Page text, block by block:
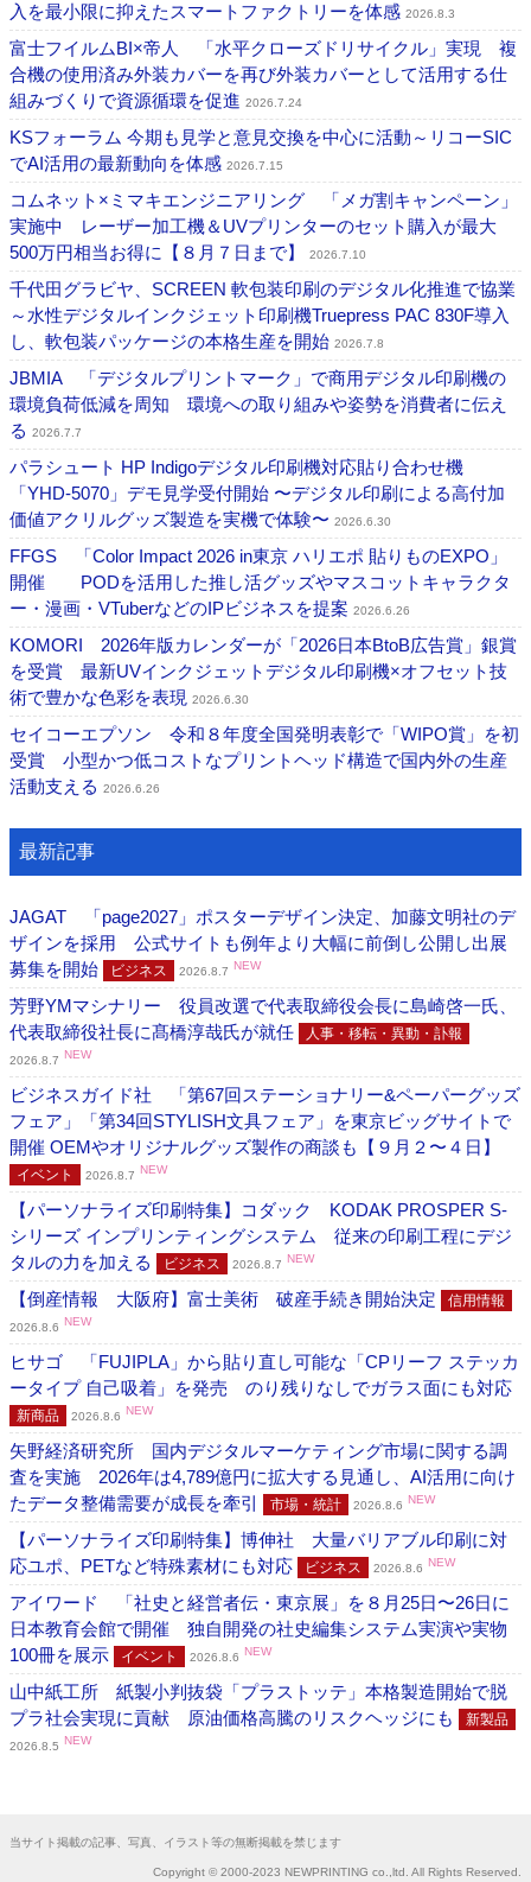
入を最小限に抑えたスマートファクトリーを体感 2026.8.3
富士フイルムBI×帝人 「水平クローズドリサイクル」実現 複
合機の使用済み外装カバーを再び外装カバーとして活用する仕
組みづくりで資源循環を促進 2026.7.24
KSフォーラム 今期も見学と意見交換を中心に活動～リコーSIC
でAI活用の最新動向を体感 2026.7.15
コムネット×ミマキエンジニアリング 「メガ割キャンペーン」
実施中 レーザー加工機＆UVプリンターのセット購入が最大
500万円相当お得に【８月７日まで】
2026.7.10
千代田グラビヤ、SCREEN 軟包装印刷のデジタル化推進で協業
～水性デジタルインクジェット印刷機Truepress PAC 830F導入
し、軟包装パッケージの本格生産を開始 2026.7.8
JBMIA 「デジタルプリントマーク」で商用デジタル印刷機の
環境負荷低減を周知 環境への取り組みや姿勢を消費者に伝え
る 2026.7.7
パラシュート HP Indigoデジタル印刷機対応貼り合わせ機
「YHD-5070」デモ見学受付開始 〜デジタル印刷による高付加
価値アクリルグッズ製造を実機で体験〜 2026.6.30
FFGS 「Color Impact 2026 in東京 ハリエポ 貼りものEXPO」
開催 PODを活用した推し活グッズやマスコットキャラクタ
ー・漫画・VTuberなどのIPビジネスを提案 2026.6.26
KOMORI 2026年版カレンダーが「2026日本BtoB広告賞」銀賞
を受賞 最新UVインクジェットデジタル印刷機×オフセット技
術で豊かな色彩を表現 2026.6.30
セイコーエプソン 令和８年度全国発明表彰で「WIPO賞」を初
受賞 小型かつ低コストなプリントヘッド構造で国内外の生産
活動支える 2026.6.26
最新記事
JAGAT 「page2027」ポスターデザイン決定、加藤文明社のデ
ザインを採用 公式サイトも例年より大幅に前倒し公開し出展
募集を開始
ビジネス 2026.8.7 NEW
芳野YMマシナリー 役員改選で代表取締役会長に島崎啓一氏、
代表取締役社長に髙橋淳哉氏が就任
人事・移転・異動・訃報
2026.8.7 NEW
ビジネスガイド社 「第67回ステーショナリー&ペーパーグッズ
フェア」「第34回STYLISH文具フェア」を東京ビッグサイトで
開催 OEMやオリジナルグッズ製作の商談も【９月２〜４日】
イベント 2026.8.7 NEW
【パーソナライズ印刷特集】コダック KODAK PROSPER S-
シリーズ インプリンティングシステム 従来の印刷工程にデジ
タルの力を加える
ビジネス 2026.8.7 NEW
【倒産情報 大阪府】富士美術 破産手続き開始決定 信用情報
2026.8.6 NEW
ヒサゴ 「FUJIPLA」から貼り直し可能な「CPリーフ ステッカ
ータイプ 自己吸着」を発売 のり残りなしでガラス面にも対応
新商品 2026.8.6 NEW
矢野経済研究所 国内デジタルマーケティング市場に関する調
査を実施 2026年は4,789億円に拡大する見通し、AI活用に向け
たデータ整備需要が成長を牽引
市場・統計 2026.8.6 NEW
【パーソナライズ印刷特集】博伸社 大量バリアブル印刷に対
応ユポ、PETなど特殊素材にも対応
ビジネス 2026.8.6 NEW
アイワード 「社史と経営者伝・東京展」を８月25日〜26日に
日本教育会館で開催 独自開発の社史編集システム実演や実物
100冊を展示
イベント 2026.8.6 NEW
山中紙工所 紙製小判抜袋「プラストッテ」本格製造開始で脱
プラ社会実現に貢献 原油価格高騰のリスクヘッジにも
新製品
2026.8.5 NEW
当サイト掲載の記事、写真、イラスト等の無断掲載を禁じます
Copyright © 2000-2023 NEWPRINTING co.,ltd. All Rights Reserved.